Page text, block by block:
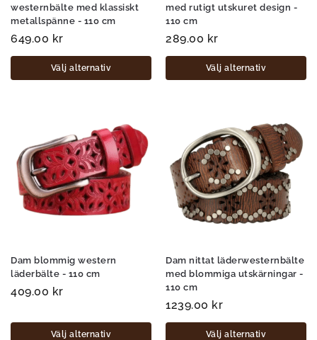
westernbälte med klassiskt
metallspänne - 110 cm
649.00 kr
Välj alternativ
med rutigt utskuret design -
110 cm
289.00 kr
Välj alternativ
Dam blommig western
läderbälte - 110 cm
409.00 kr
Välj alternativ
Dam nittat läderwesternbälte
med blommiga utskärningar -
110 cm
1239.00 kr
Välj alternativ